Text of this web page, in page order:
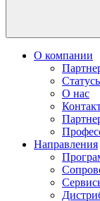
О компании
О нас
Направления